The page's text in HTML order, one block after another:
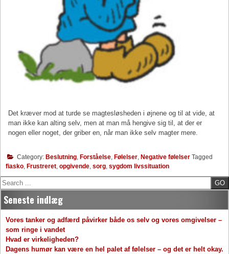
Det kræver mod at turde se magtesløsheden i øjnene og til at vide, at
man ikke kan alting selv, men at man må hengive sig til, at der er
nogen eller noget, der griber en, når man ikke selv magter mere.
Category: Beslutning Forståelse Følelser Negative følelser Tagged
fiasko Frustreret opgivende sorg sygdom livssituation
Search
Seneste indlæg
Vores tanker og adfærd påvirker både os selv og vores omgivelser –
som ringe i vandet
Hvad er virkeligheden?
Dagens humør kan være en hel palet af følelser – og det er helt okay.